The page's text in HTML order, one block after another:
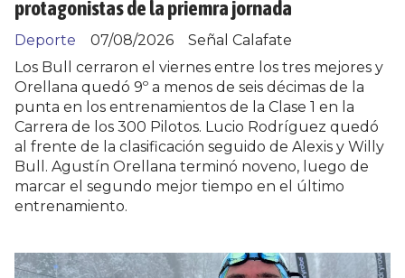
protagonistas de la priemra jornada
Señal Calafate
Deporte
07/08/2026
Los Bull cerraron el viernes entre los tres mejores y
Orellana quedó 9º a menos de seis décimas de la
punta en los entrenamientos de la Clase 1 en la
Carrera de los 300 Pilotos. Lucio Rodríguez quedó
al frente de la clasificación seguido de Alexis y Willy
Bull. Agustín Orellana terminó noveno, luego de
marcar el segundo mejor tiempo en el último
entrenamiento.